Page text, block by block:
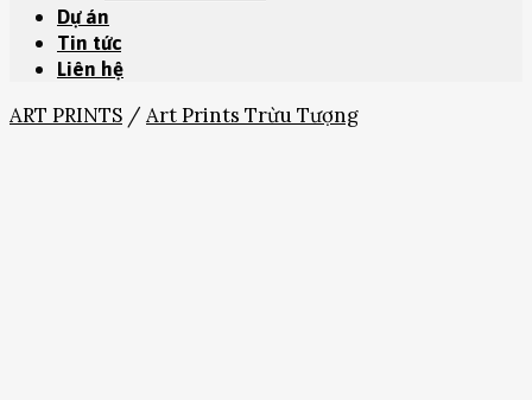
Dự án
Tin tức
Liên hệ
ART PRINTS / Art Prints Trừu Tượng